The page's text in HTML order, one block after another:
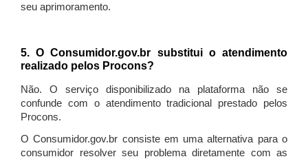
seu aprimoramento.
5. O Consumidor.gov.br substitui o atendimento
realizado pelos Procons?
Não. O serviço disponibilizado na plataforma não se
confunde com o atendimento tradicional prestado pelos
Procons.
O Consumidor.gov.br consiste em uma alternativa para o
consumidor resolver seu problema diretamente com as